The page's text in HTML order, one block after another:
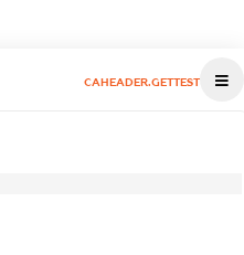
CAHEADER.GETTEST